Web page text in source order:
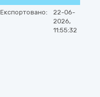
Експортовано:
22-06-
2026,
11:55:32